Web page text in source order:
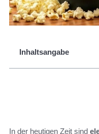
Inhaltsangabe
In der heutigen Zeit sind